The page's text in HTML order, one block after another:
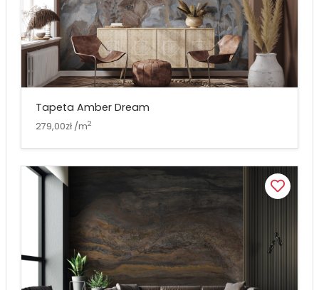
Tapeta Amber Dream
279,00zł /m2